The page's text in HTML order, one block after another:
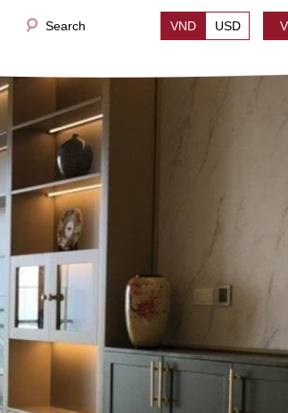
Search VND USD